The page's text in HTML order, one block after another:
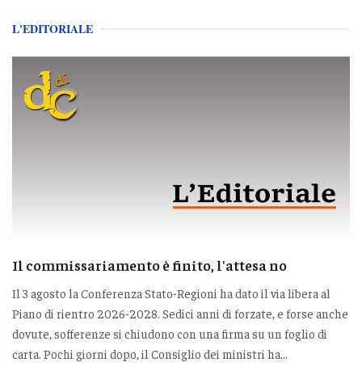
L'EDITORIALE
Il commissariamento è finito, l'attesa no
Il 3 agosto la Conferenza Stato-Regioni ha dato il via libera al
Piano di rientro 2026-2028. Sedici anni di forzate, e forse anche
dovute, sofferenze si chiudono con una firma su un foglio di
carta. Pochi giorni dopo, il Consiglio dei ministri ha...